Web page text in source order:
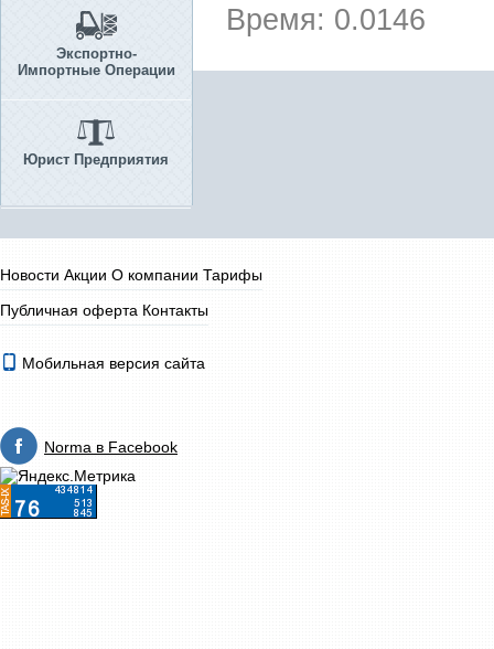
Экспортно-
Импортные Операции
Юрист Предприятия
Время: 0.0146
Новости Акции О компании Тарифы
Публичная оферта Контакты
Мобильная версия сайта
Norma в Facebook